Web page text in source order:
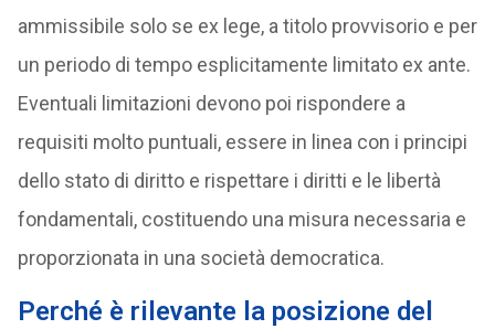
ammissibile solo se ex lege, a titolo provvisorio e per
un periodo di tempo esplicitamente limitato ex ante.
Eventuali limitazioni devono poi rispondere a
requisiti molto puntuali, essere in linea con i principi
dello stato di diritto e rispettare i diritti e le libertà
fondamentali, costituendo una misura necessaria e
proporzionata in una società democratica.
Perché è rilevante la posizione del